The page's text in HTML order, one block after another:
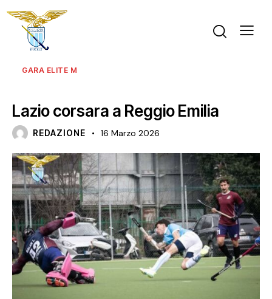
GARA ELITE M
Lazio corsara a Reggio Emilia
REDAZIONE 16 Marzo 2026